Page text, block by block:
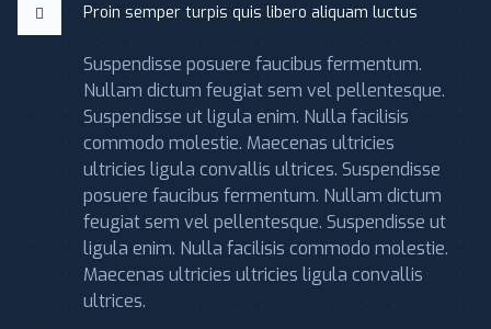
Proin semper turpis quis libero aliquam luctus
Suspendisse posuere faucibus fermentum.
Nullam dictum feugiat sem vel pellentesque.
Suspendisse ut ligula enim. Nulla facilisis
commodo molestie. Maecenas ultricies
ultricies ligula convallis ultrices. Suspendisse
posuere faucibus fermentum. Nullam dictum
feugiat sem vel pellentesque. Suspendisse ut
ligula enim. Nulla facilisis commodo molestie.
Maecenas ultricies ultricies ligula convallis
ultrices.